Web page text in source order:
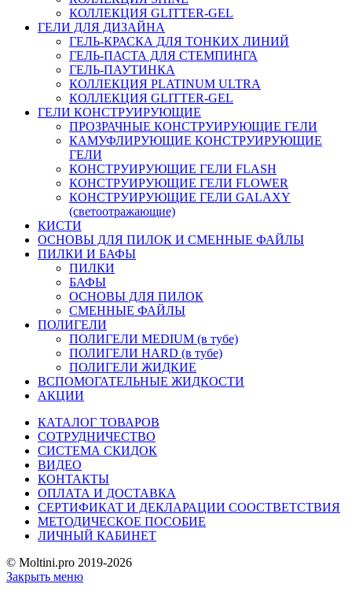
КОЛЛЕКЦИЯ GLITTER-GEL
ГЕЛИ ДЛЯ ДИЗАЙНА
ГЕЛЬ-КРАСКА ДЛЯ ТОНКИХ ЛИНИЙ
ГЕЛЬ-ПАСТА ДЛЯ СТЕМПИНГА
ГЕЛЬ-ПАУТИНКА
КОЛЛЕКЦИЯ PLATINUM ULTRA
КОЛЛЕКЦИЯ GLITTER-GEL
ГЕЛИ КОНСТРУИРУЮЩИЕ
ПРОЗРАЧНЫЕ КОНСТРУИРУЮЩИЕ ГЕЛИ
КАМУФЛИРУЮЩИЕ КОНСТРУИРУЮЩИЕ
ГЕЛИ
КОНСТРУИРУЮЩИЕ ГЕЛИ FLASH
КОНСТРУИРУЮЩИЕ ГЕЛИ FLOWER
КОНСТРУИРУЮЩИЕ ГЕЛИ GALAXY
(светоотражающие)
КИСТИ
ОСНОВЫ ДЛЯ ПИЛОК И СМЕННЫЕ ФАЙЛЫ
ПИЛКИ И БАФЫ
ПИЛКИ
БАФЫ
ОСНОВЫ ДЛЯ ПИЛОК
СМЕННЫЕ ФАЙЛЫ
ПОЛИГЕЛИ
ПОЛИГЕЛИ MEDIUM (в тубе)
ПОЛИГЕЛИ HARD (в тубе)
ПОЛИГЕЛИ ЖИДКИЕ
ВСПОМОГАТЕЛЬНЫЕ ЖИДКОСТИ
АКЦИИ
КАТАЛОГ ТОВАРОВ
СОТРУДНИЧЕСТВО
СИСТЕМА СКИДОК
ВИДЕО
КОНТАКТЫ
ОПЛАТА И ДОСТАВКА
СЕРТИФИКАТ И ДЕКЛАРАЦИИ СООСТВЕТСТВИЯ
МЕТОДИЧЕСКОЕ ПОСОБИЕ
ЛИЧНЫЙ КАБИНЕТ
© Moltini.pro 2019-2026
Закрыть меню